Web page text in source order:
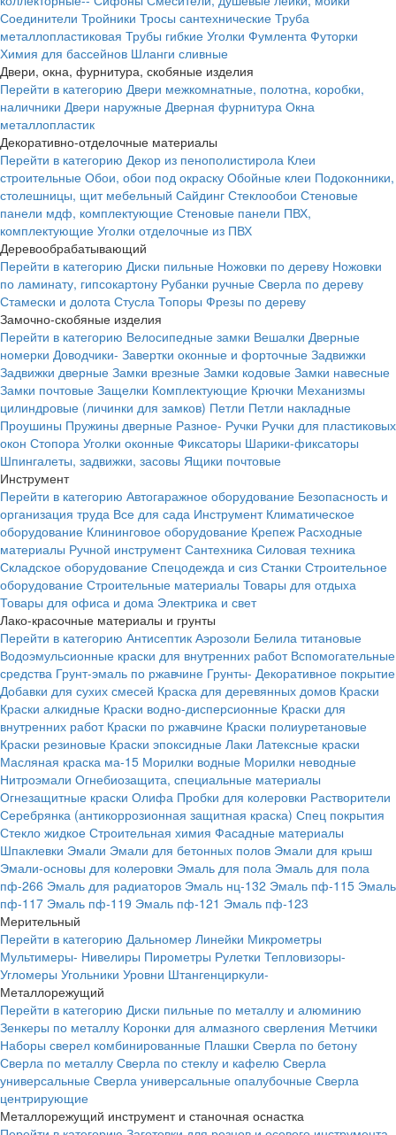
Соединители Тройники Тросы сантехнические Труба
металлопластиковая Трубы гибкие Уголки Фумлента Футорки
Химия для бассейнов Шланги сливные
Двери, окна, фурнитура, скобяные изделия
Перейти в категорию Двери межкомнатные, полотна, коробки,
наличники Двери наружные Дверная фурнитура Окна
металлопластик
Декоративно-отделочные материалы
Перейти в категорию Декор из пенополистирола Клеи
строительные Обои, обои под окраску Обойные клеи Подоконники,
столешницы, щит мебельный Сайдинг Стеклообои Стеновые
панели мдф, комплектующие Стеновые панели ПВХ,
комплектующие Уголки отделочные из ПВХ
Деревообрабатывающий
Перейти в категорию Диски пильные Ножовки по дереву Ножовки
по ламинату, гипсокартону Рубанки ручные Сверла по дереву
Стамески и долота Стусла Топоры Фрезы по дереву
Замочно-скобяные изделия
Перейти в категорию Велосипедные замки Вешалки Дверные
номерки Доводчики- Завертки оконные и форточные Задвижки
Задвижки дверные Замки врезные Замки кодовые Замки навесные
Замки почтовые Защелки Комплектующие Крючки Механизмы
цилиндровые (личинки для замков) Петли Петли накладные
Проушины Пружины дверные Разное- Ручки Ручки для пластиковых
окон Стопора Уголки оконные Фиксаторы Шарики-фиксаторы
Шпингалеты, задвижки, засовы Ящики почтовые
Инструмент
Перейти в категорию Автогаражное оборудование Безопасность и
организация труда Все для сада Инструмент Климатическое
оборудование Клининговое оборудование Крепеж Расходные
материалы Ручной инструмент Сантехника Силовая техника
Складское оборудование Спецодежда и сиз Станки Строительное
оборудование Строительные материалы Товары для отдыха
Товары для офиса и дома Электрика и свет
Лако-красочные материалы и грунты
Перейти в категорию Антисептик Аэрозоли Белила титановые
Водоэмульсионные краски для внутренних работ Вспомогательные
средства Грунт-эмаль по ржавчине Грунты- Декоративное покрытие
Добавки для сухих смесей Краска для деревянных домов Краски
Краски алкидные Краски водно-дисперсионные Краски для
внутренних работ Краски по ржавчине Краски полиуретановые
Краски резиновые Краски эпоксидные Лаки Латексные краски
Масляная краска ма-15 Морилки водные Морилки неводные
Нитроэмали Огнебиозащита, специальные материалы
Огнезащитные краски Олифа Пробки для колеровки Растворители
Серебрянка (антикоррозионная защитная краска) Спец покрытия
Стекло жидкое Строительная химия Фасадные материалы
Шпаклевки Эмали Эмали для бетонных полов Эмали для крыш
Эмали-основы для колеровки Эмаль для пола Эмаль для пола
пф-266 Эмаль для радиаторов Эмаль нц-132 Эмаль пф-115 Эмаль
пф-117 Эмаль пф-119 Эмаль пф-121 Эмаль пф-123
Мерительный
Перейти в категорию Дальномер Линейки Микрометры
Мультимеры- Нивелиры Пирометры Рулетки Тепловизоры-
Угломеры Угольники Уровни Штангенциркули-
Металлорежущий
Перейти в категорию Диски пильные по металлу и алюминию
Зенкеры по металлу Коронки для алмазного сверления Метчики
Наборы сверел комбинированные Плашки Сверла по бетону
Сверла по металлу Сверла по стеклу и кафелю Сверла
универсальные Сверла универсальные опалубочные Сверла
центрирующие
Металлорежущий инструмент и станочная оснастка